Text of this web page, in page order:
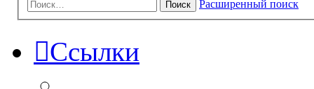
Поиск Расширенный поиск
Ссылки